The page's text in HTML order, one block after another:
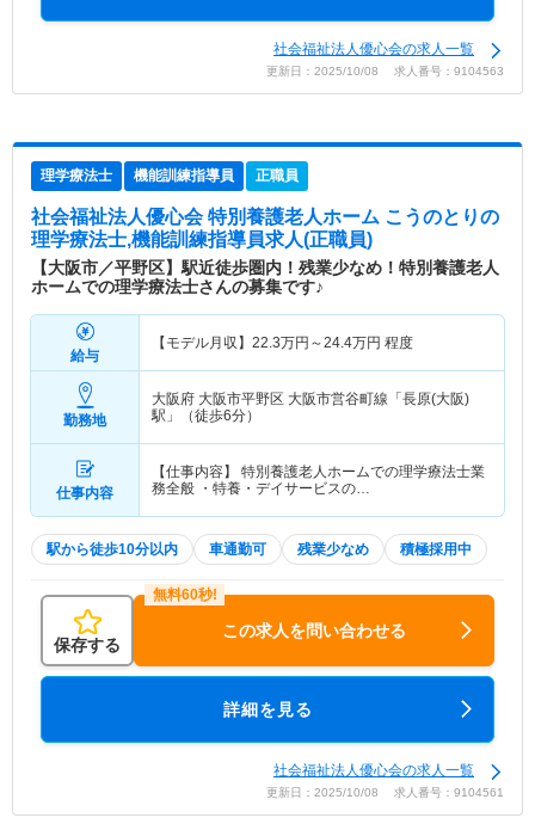
社会福祉法人優心会の求人一覧
更新日：2025/10/08 求人番号：9104563
理学療法士 機能訓練指導員 正職員
社会福祉法人優心会 特別養護老人ホーム こうのとりの
理学療法士,機能訓練指導員求人(正職員)
【大阪市／平野区】駅近徒歩圏内！残業少なめ！特別養護老人
ホームでの理学療法士さんの募集です♪
給与
【モデル月収】 22.3万円～24.4万円 程度
勤務地
大阪府 大阪市平野区 大阪市営谷町線「長原(大阪)
駅」（徒歩6分）
仕事内容
【仕事内容】 特別養護老人ホームでの理学療法士業
務全般 ・特養・デイサービスの…
駅から徒歩10分以内 車通勤可 残業少なめ 積極採用中
保存する
この求人を問い合わせる
詳細を見る
社会福祉法人優心会の求人一覧
更新日：2025/10/08 求人番号：9104561